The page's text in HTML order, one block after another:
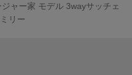
ジャー家 モデル 3wayサッチェ
リー